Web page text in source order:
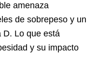
amenaza
de sobrepeso y un
D. Lo que está
y su impacto